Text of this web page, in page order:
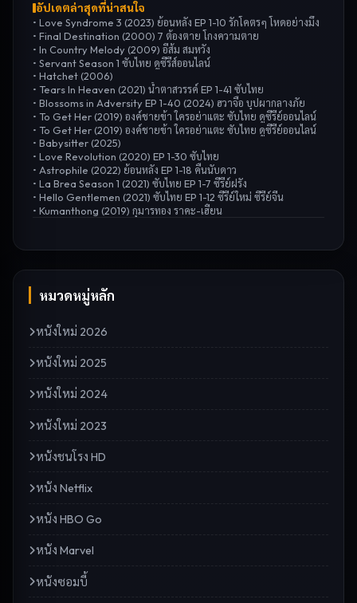
อัปเดตล่าสุดที่น่าสนใจ
• Love Syndrome 3 (2023) ย้อนหลัง EP 1-10 รักโคตรๆ โหดอย่างมึง
• Final Destination (2000) 7 ต้องตาย โกงความตาย
• In Country Melody (2009) อีส้ม สมหวัง
• Servant Season 1 ซับไทย ดูซีรี่ส์ออนไลน์
• Hatchet (2006)
• Tears In Heaven (2021) น้ำตาสวรรค์ EP 1-41 ซับไทย
• Blossoms in Adversity EP 1-40 (2024) ฮวาจื่อ บุปผากลางภัย
• To Get Her (2019) องค์ชายข้า ใครอย่าแตะ ซับไทย ดูซีรี่ย์ออนไลน์
• To Get Her (2019) องค์ชายข้า ใครอย่าแตะ ซับไทย ดูซีรี่ย์ออนไลน์
• Babysitter (2025)
• Love Revolution (2020) EP 1-30 ซับไทย
• Astrophile (2022) ย้อนหลัง EP 1-18 คืนนับดาว
• La Brea Season 1 (2021) ซับไทย EP 1-7 ซีรี่ย์ฝรั่ง
• Hello Gentlemen (2021) ซับไทย EP 1-12 ซีรี่ย์ใหม่ ซีรี่ย์จีน
• Kumanthong (2019) กุมารทอง ราคะ-เฮี้ยน
หมวดหมู่หลัก
หนังใหม่ 2026
หนังใหม่ 2025
หนังใหม่ 2024
หนังใหม่ 2023
หนังชนโรง HD
หนัง Netflix
หนัง HBO Go
หนัง Marvel
หนังซอมบี้